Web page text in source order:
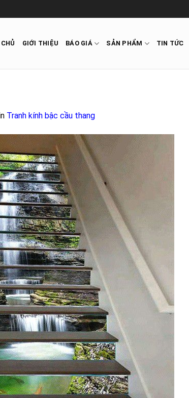
GIỚI THIỆU BÁO GIÁ SẢN PHẨM TIN TỨC
Tranh kính bậc cầu thang